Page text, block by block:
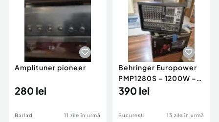
Amplituner pioneer
280 lei
Barlad 11 zile în urmă
Behringer Europower
PMP1280S – 1200W –
Vândut ca defect –
390 lei
Bucuresti 13 zile în urmă